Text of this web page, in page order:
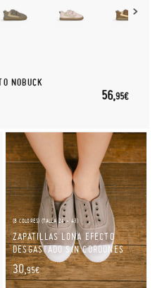
NOBUCK
56,95€
(8 COLORES) (TALLA 24 - 43)
ZAPATILLAS LONA EFECTO
DESGASTADO SIN CORDONES
30,95€